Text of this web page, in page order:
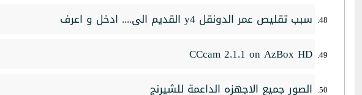
سبب تقليص عمر الدونقل y4 القديم الى.... ادخل و اعرف
CCcam 2.1.1 on AzBox HD
الصور جميع الاجهزه الداعمة للشيرنج